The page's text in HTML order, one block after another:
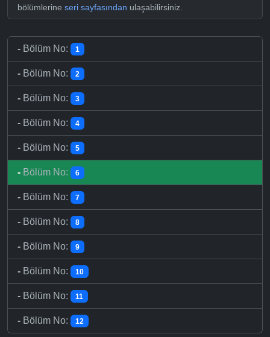
bölümlerine seri sayfasından ulaşabilirsiniz.
- Bölüm No: 1
- Bölüm No: 2
- Bölüm No: 3
- Bölüm No: 4
- Bölüm No: 5
- Bölüm No: 6
- Bölüm No: 7
- Bölüm No: 8
- Bölüm No: 9
- Bölüm No: 10
- Bölüm No: 11
- Bölüm No: 12